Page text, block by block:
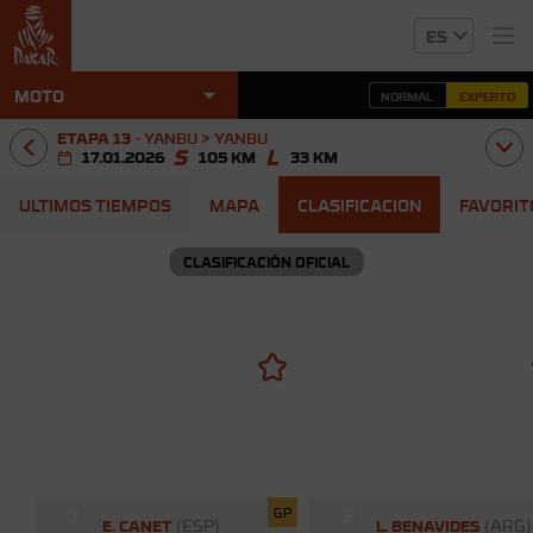
ES
MOTO arrow_drop_down NORMAL EXPERTO
ETAPA 13 -YANBU > YANBU
17.01.2026 105 KM 33 KM
ULTIMOS TIEMPOS MAPA CLASIFICACION
CLASIFICACIÓN OFICIAL
E. CANET (ESP)
GP
L. BENAVIDES (ARG)